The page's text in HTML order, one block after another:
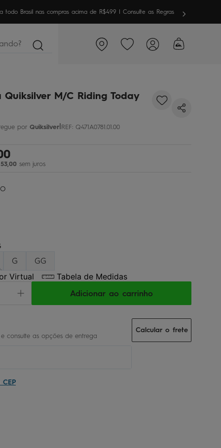
vez aqui? Garanta10% OFFem sua 1ª compra
Quiksilver M/C Riding Today
Quiksilver|REF: Q471A0781.01.00
53,00 sem juros
G GG
Virtual Tabela de Medidas
Adicionar ao carrinho
Calcular o frete